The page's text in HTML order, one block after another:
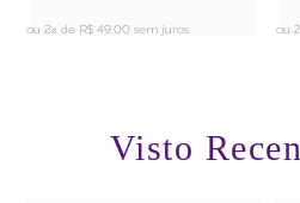
ou 2x de R$ 49,00 sem juros ou
Visto